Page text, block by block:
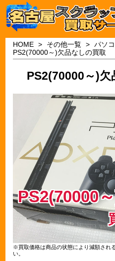
HOME その他一覧
パソ
PS2(70000～)欠品なしの買取
PS2(70000～)欠
PS2(70000
※買取価格は商品の状態により減額され
い。